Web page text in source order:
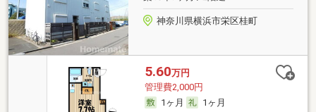
神奈川県横浜市栄区桂町
5.60万円
管理費2,000円
1ヶ月
1ヶ月